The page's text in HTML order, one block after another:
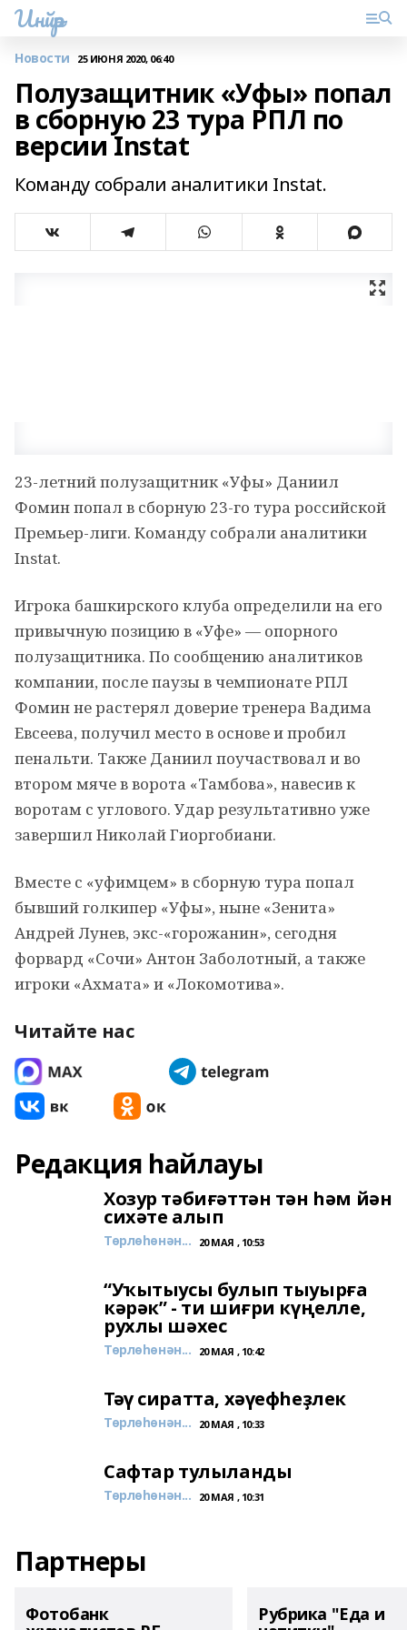
Инйәр
Новости 25 ИЮНЯ 2020, 06:40
Полузащитник «Уфы» попал
в сборную 23 тура РПЛ по
версии Instat
Команду собрали аналитики Instat.
23-летний полузащитник «Уфы» Даниил
Фомин попал в сборную 23-го тура российской
Премьер-лиги. Команду собрали аналитики
Instat.
Игрока башкирского клуба определили на его
привычную позицию в «Уфе» — опорного
полузащитника. По сообщению аналитиков
компании, после паузы в чемпионате РПЛ
Фомин не растерял доверие тренера Вадима
Евсеева, получил место в основе и пробил
пенальти. Также Даниил поучаствовал и во
втором мяче в ворота «Тамбова», навесив к
воротам с углового. Удар результативно уже
завершил Николай Гиоргобиани.
Вместе с «уфимцем» в сборную тура попал
бывший голкипер «Уфы», ныне «Зенита»
Андрей Лунев, экс-«горожанин», сегодня
форвард «Сочи» Антон Заболотный, а также
игроки «Ахмата» и «Локомотива».
Читайте нас
Редакция һайлауы
Хозур тәбиғәттән тән һәм йән
сихәте алып
Төрлөһөнән... 20 МАЯ , 10:53
“Уҡытыусы булып тыуырға
кәрәк” - ти шиғри күңелле,
рухлы шәхес
Төрлөһөнән... 20 МАЯ , 10:42
Тәү сиратта, хәүефһеҙлек
Төрлөһөнән... 20 МАЯ , 10:33
Сафтар тулыланды
Төрлөһөнән... 20 МАЯ , 10:31
Партнеры
Фотобанк Рубрика "Еда и